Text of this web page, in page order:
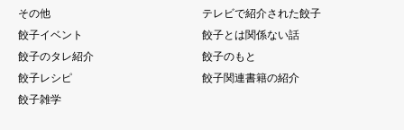
その他
テレビで紹介された餃子
餃子イベント
餃子とは関係ない話
餃子のタレ紹介
餃子のもと
餃子レシピ
餃子関連書籍の紹介
餃子雑学